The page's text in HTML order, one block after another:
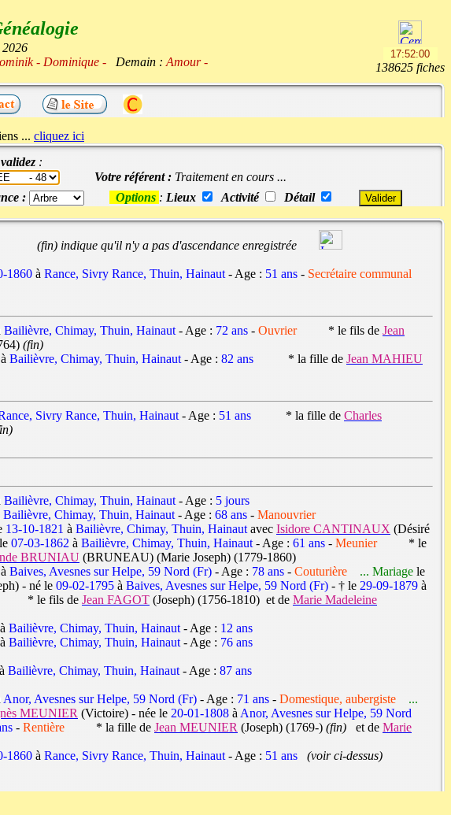
2026
- Dominique - Demain : Amour - 138625 fiches
... cliquez ici
:
Votre référent : Traitement en cours ...
: Options : Lieux Activité Détail
(fin) indique qu'il n'y a pas d'ascendance enregistrée
1860 à Rance, Sivry Rance, Thuin, Hainaut - Age : 51 ans - Secrétaire communal
Bailièvre, Chimay, Thuin, Hainaut - Age : 72 ans - Ouvrier* le fils de Jean
(fin)
à Bailièvre, Chimay, Thuin, Hainaut - Age : 82 ans * la fille de Jean MAHIEU
Sivry Rance, Thuin, Hainaut - Age : 51 ans * la fille de Charles
Bailièvre, Chimay, Thuin, Hainaut - Age : 5 jours
Bailièvre, Chimay, Thuin, Hainaut - Age : 68 ans - Manouvrier
13-10-1821 à Bailièvre, Chimay, Thuin, Hainaut avec Isidore CANTINAUX (Désiré
07-03-1862 à Bailièvre, Chimay, Thuin, Hainaut - Age : 61 ans - Meunier* le
BRUNIAU (BRUNEAU) (Marie Joseph) (1779-1860)
à Baives, Avesnes sur Helpe, 59 Nord (Fr) - Age : 78 ans - Couturière ... Mariage le
- né le 09-02-1795 à Baives, Avesnes sur Helpe, 59 Nord (Fr) - † le 29-09-1879 à
le fils de Jean FAGOT (Joseph) (1756-1810) et de Marie Madeleine
à Bailièvre, Chimay, Thuin, Hainaut - Age : 12 ans
à Bailièvre, Chimay, Thuin, Hainaut - Age : 76 ans
à Bailièvre, Chimay, Thuin, Hainaut - Age : 87 ans
Anor, Avesnes sur Helpe, 59 Nord (Fr) - Age : 71 ans - Domestique, aubergiste
...
MEUNIER (Victoire) - née le 20-01-1808 à Anor, Avesnes sur Helpe, 59 Nord
- Rentière * la fille de Jean MEUNIER (Joseph) (1769-) (fin) et de Marie
1860 à Rance, Sivry Rance, Thuin, Hainaut - Age : 51 ans (voir ci-dessus)